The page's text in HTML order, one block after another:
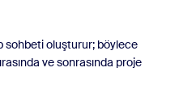
sohbeti oluşturur; böylece
ve sonrasında proje